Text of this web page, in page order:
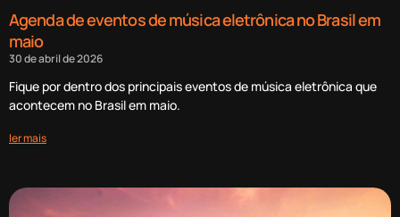
Agenda de eventos de música eletrônica no Brasil em
maio
30 de abril de 2026
Fique por dentro dos principais eventos de música eletrônica que
acontecem no Brasil em maio.
ler mais